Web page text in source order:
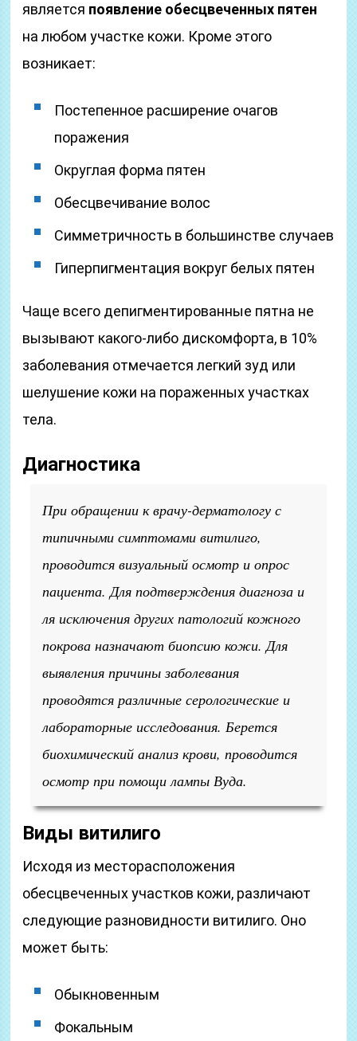
является появление обесцвеченных пятен
на любом участке кожи. Кроме этого
возникает:
Постепенное расширение очагов
поражения
Округлая форма пятен
Обесцвечивание волос
Симметричность в большинстве случаев
Гиперпигментация вокруг белых пятен
Чаще всего депигментированные пятна не
вызывают какого-либо дискомфорта, в 10%
заболевания отмечается легкий зуд или
шелушение кожи на пораженных участках
тела.
Диагностика
При обращении к врачу-дерматологу с
типичными симптомами витилиго,
проводится визуальный осмотр и опрос
пациента. Для подтверждения диагноза и
ля исключения других патологий кожного
покрова назначают биопсию кожи. Для
выявления причины заболевания
проводятся различные серологические и
лабораторные исследования. Берется
биохимический анализ крови, проводится
осмотр при помощи лампы Вуда.
Виды витилиго
Исходя из месторасположения
обесцвеченных участков кожи, различают
следующие разновидности витилиго. Оно
может быть:
Обыкновенным
Фокальным